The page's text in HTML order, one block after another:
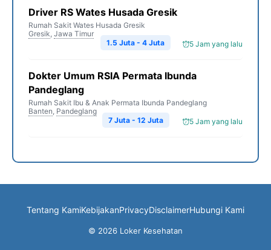
Driver RS Wates Husada Gresik
Rumah Sakit Wates Husada Gresik
Gresik, Jawa Timur
5 Jam yang lalu
1.5 Juta - 4 Juta
Dokter Umum RSIA Permata Ibunda
Pandeglang
Rumah Sakit Ibu & Anak Permata Ibunda Pandeglang
Banten, Pandeglang
5 Jam yang lalu
7 Juta - 12 Juta
Tentang KamiKebijakanPrivacyDisclaimerHubungi Kami
© 2026 Loker Kesehatan